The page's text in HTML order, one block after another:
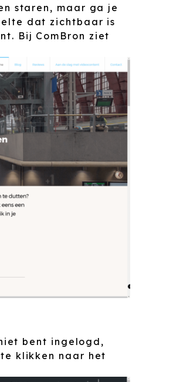
staren, maar ga je
dat zichtbaar is
Bij ComBron ziet
bent ingelogd,
klikken naar het